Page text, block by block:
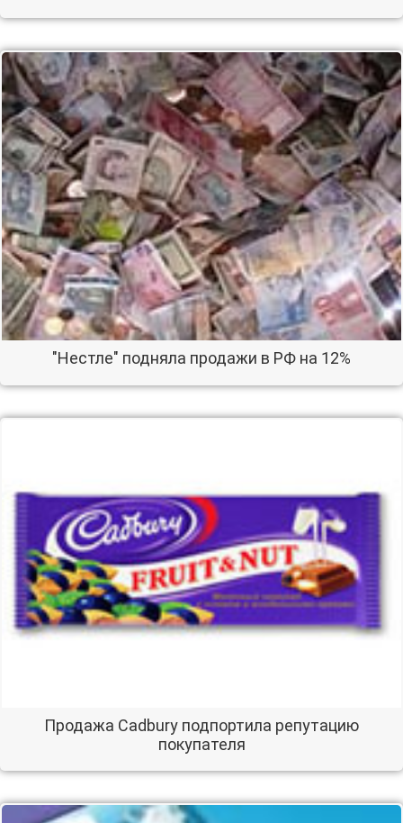
"Нестле" подняла продажи в РФ на 12%
Продажа Cadbury подпортила репутацию
покупателя